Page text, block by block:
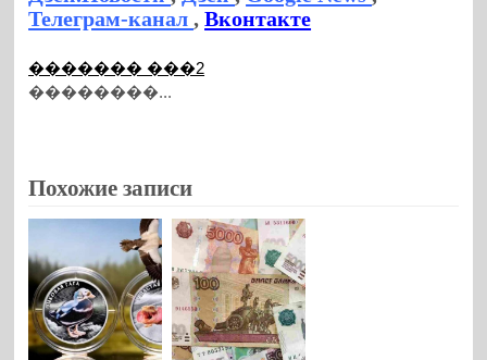
Телеграм-канал,Вконтакте
������� ���2
��������...
Похожие записи